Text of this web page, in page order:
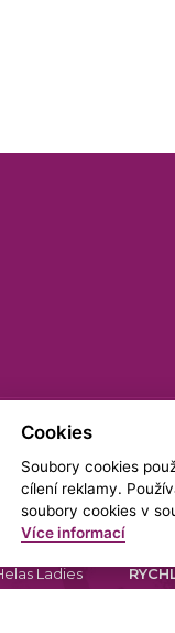
Ladies
Cookies
Soubory cookies
cílení reklamy.
soubory cookies v
Více informací